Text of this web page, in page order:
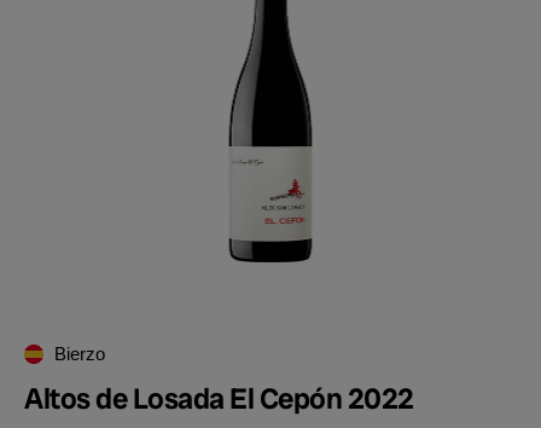
Bierzo
Altos de Losada El Cepón 2022